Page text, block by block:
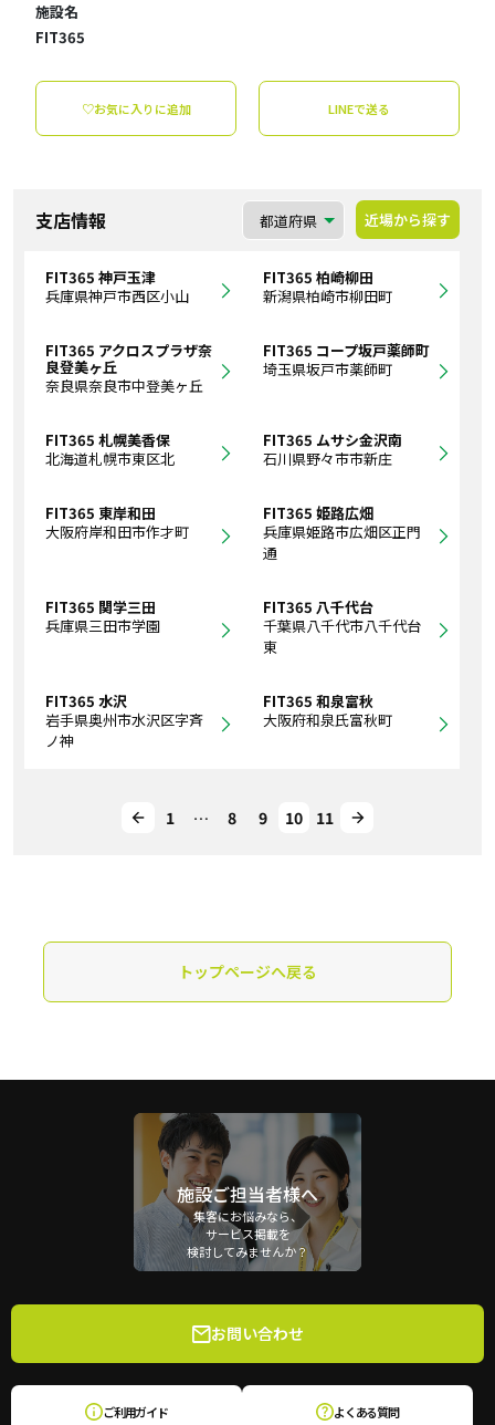
施設名
FIT365
♡お気に入りに追加 LINEで送る
支店情報 近場から探す
FIT365 神戸玉津
兵庫県神戸市西区小山
FIT365 柏崎柳田
新潟県柏崎市柳田町
FIT365 アクロスプラザ奈
良登美ヶ丘
奈良県奈良市中登美ヶ丘
FIT365 コープ坂戸薬師町
埼玉県坂戸市薬師町
FIT365 札幌美香保
北海道札幌市東区北
FIT365 ムサシ金沢南
石川県野々市市新庄
FIT365 東岸和田
大阪府岸和田市作才町
FIT365 姫路広畑
兵庫県姫路市広畑区正門
通
FIT365 関学三田
兵庫県三田市学園
FIT365 八千代台
千葉県八千代市八千代台
東
FIT365 水沢
岩手県奥州市水沢区字斉
ノ神
FIT365 和泉富秋
大阪府和泉氏富秋町
1 … 8 9 10 11
トップページへ戻る
施設ご担当者様へ
集客にお悩みなら、
サービス掲載を
検討してみませんか？
お問い合わせ
ご利用ガイド よくある質問